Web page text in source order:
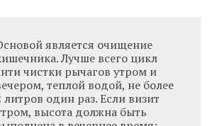
является очищение
Лучше всего цикл
чистки рычагов утром и
теплой водой, не более
литров один раз. Если визит
высота должна быть